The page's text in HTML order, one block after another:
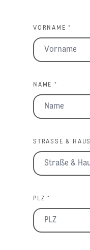
VORNAME *
NAME *
STRASSE &
PLZ *